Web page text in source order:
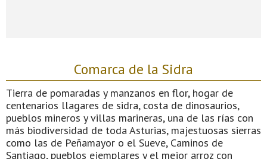
Comarca de la Sidra
Tierra de pomaradas y manzanos en flor, hogar de
centenarios llagares de sidra, costa de dinosaurios,
pueblos mineros y villas marineras, una de las rías con
más biodiversidad de toda Asturias, majestuosas sierras
como las de Peñamayor o el Sueve, Caminos de
Santiago, pueblos ejemplares y el mejor arroz con